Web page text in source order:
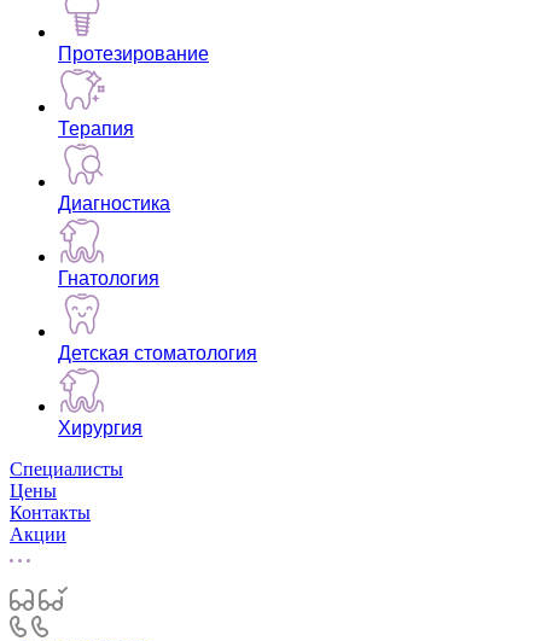
Протезирование
Терапия
Диагностика
Гнатология
Детская стоматология
Хирургия
Специалисты
Цены
Контакты
Акции